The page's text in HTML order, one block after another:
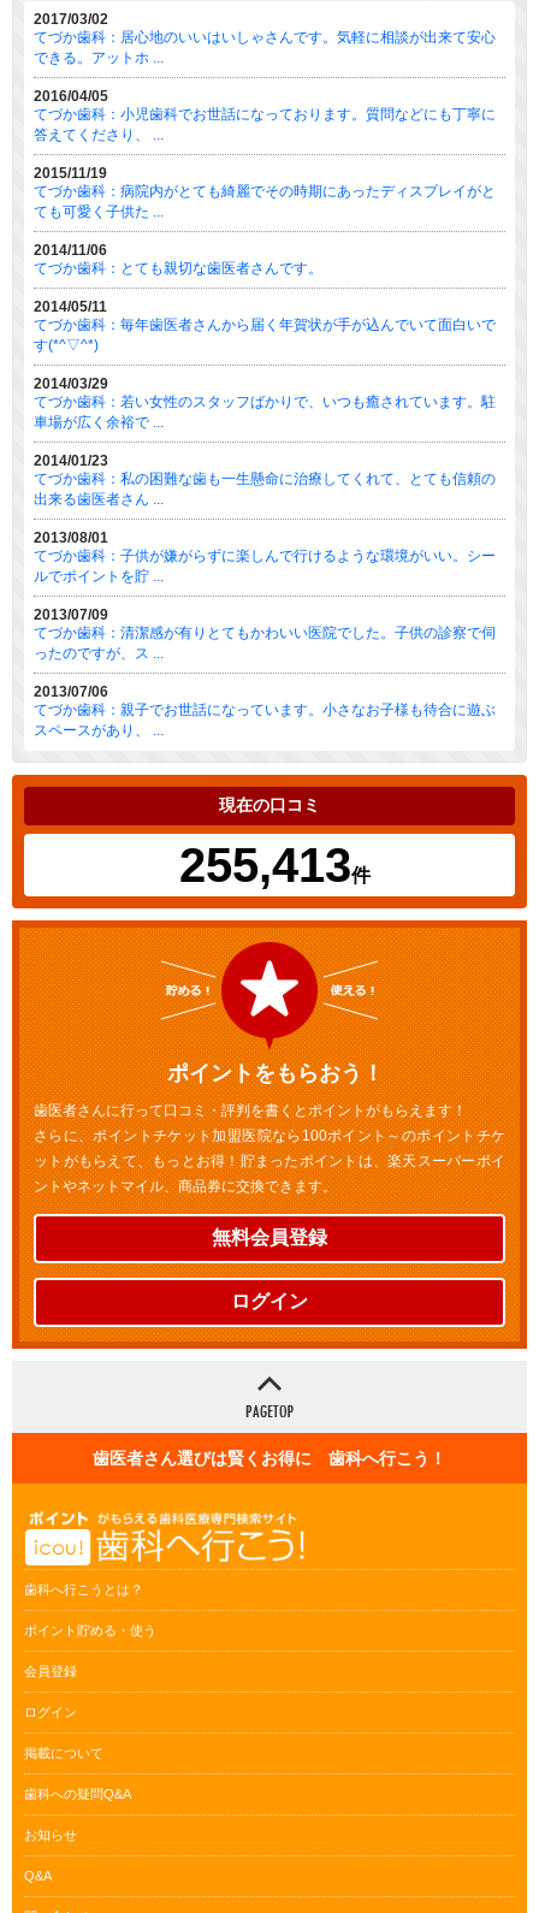
2017/03/02
てづか歯科：居心地のいいはいしゃさんです。気軽に相談が出来て安心
できる。アットホ ...
2016/04/05
てづか歯科：小児歯科でお世話になっております。質問などにも丁寧に
答えてくださり、 ...
2015/11/19
てづか歯科：病院内がとても綺麗でその時期にあったディスプレイがと
ても可愛く子供た ...
2014/11/06
てづか歯科：とても親切な歯医者さんです。
2014/05/11
てづか歯科：毎年歯医者さんから届く年賀状が手が込んでいて面白いで
す(*^▽^*)
2014/03/29
てづか歯科：若い女性のスタッフばかりで、いつも癒されています。駐
車場が広く余裕で ...
2014/01/23
てづか歯科：私の困難な歯も一生懸命に治療してくれて、とても信頼の
出来る歯医者さん ...
2013/08/01
てづか歯科：子供が嫌がらずに楽しんで行けるような環境がいい。シー
ルでポイントを貯 ...
2013/07/09
てづか歯科：清潔感が有りとてもかわいい医院でした。子供の診察で伺
ったのですが、ス ...
2013/07/06
てづか歯科：親子でお世話になっています。小さなお子様も待合に遊ぶ
スペースがあり、 ...
現在の口コミ
255,413件
ポイントをもらおう！
歯医者さんに行って口コミ・評判を書くとポイントがもらえます！
さらに、ポイントチケット加盟医院なら100ポイント～のポイントチケ
ットがもらえて、もっとお得！貯まったポイントは、楽天スーパーポイ
ントやネットマイル、商品券に交換できます。
無料会員登録
ログイン
歯医者さん選びは賢くお得に 歯科へ行こう！
歯科へ行こうとは？
ポイント貯める・使う
会員登録
ログイン
掲載について
歯科への疑問Q&A
お知らせ
Q&A